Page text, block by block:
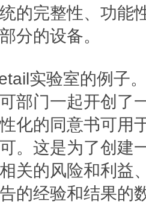
的完整性、功能
分的设备。
实验室的例子
部门一起开创了
化的同意书可用
。这是为了创建
关的风险和利益
的经验和结果的